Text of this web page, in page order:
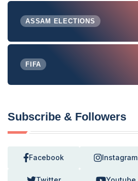
ASSAM ELECTIONS
FIFA
Subscribe & Followers
Facebook Instagram